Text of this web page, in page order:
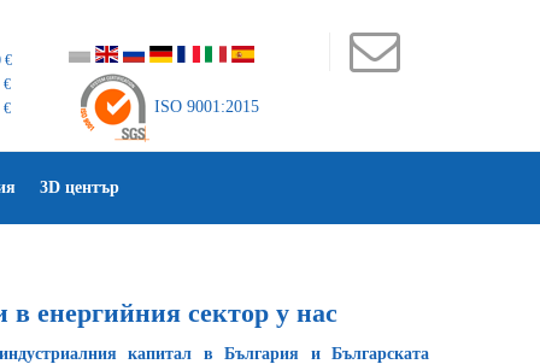
€
€
€
ISO 9001:2015
3D център
сектор у нас
капитал в България и Българската